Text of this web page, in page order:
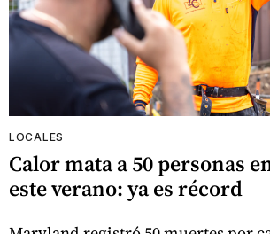
LOCALES
Calor mata a 50 personas
este verano: ya es récord